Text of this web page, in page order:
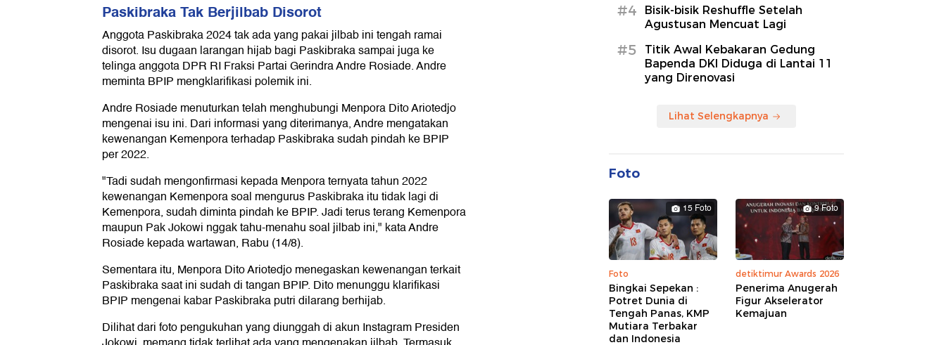
Paskibraka Tak Berjilbab Disorot
Anggota Paskibraka 2024 tak ada yang pakai jilbab ini tengah ramai
disorot. Isu dugaan larangan hijab bagi Paskibraka sampai juga ke
telinga anggota DPR RI Fraksi Partai Gerindra Andre Rosiade. Andre
meminta BPIP mengklarifikasi polemik ini.
Andre Rosiade menuturkan telah menghubungi Menpora Dito Ariotedjo
mengenai isu ini. Dari informasi yang diterimanya, Andre mengatakan
kewenangan Kemenpora terhadap Paskibraka sudah pindah ke BPIP
per 2022.
"Tadi sudah mengonfirmasi kepada Menpora ternyata tahun 2022
kewenangan Kemenpora soal mengurus Paskibraka itu tidak lagi di
Kemenpora, sudah diminta pindah ke BPIP. Jadi terus terang Kemenpora
maupun Pak Jokowi nggak tahu-menahu soal jilbab ini," kata Andre
Rosiade kepada wartawan, Rabu (14/8).
Sementara itu, Menpora Dito Ariotedjo menegaskan kewenangan terkait
Paskibraka saat ini sudah di tangan BPIP. Dito menunggu klarifikasi
BPIP mengenai kabar Paskibraka putri dilarang berhijab.
Dilihat dari foto pengukuhan yang diunggah di akun Instagram Presiden
#4
Bisik-bisik Reshuffle Setelah
Agustusan Mencuat Lagi
#5
Titik Awal Kebakaran Gedung
Bapenda DKI Diduga di Lantai 11
yang Direnovasi
Lihat Selengkapnya
Foto
15 Foto
Foto
Bingkai Sepekan :
Potret Dunia di
Tengah Panas, KMP
Mutiara Terbakar
dan Indonesia
9 Foto
detiktimur Awards 2026
Penerima Anugerah
Figur Akselerator
Kemajuan